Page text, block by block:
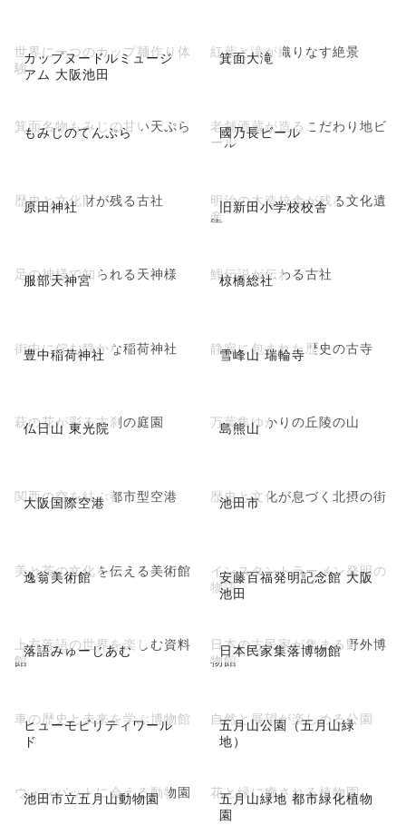
カップヌードルミュージ
アム 大阪池田
世界に一つのカップ麺作り体
験
箕面大滝
紅葉と滝が織りなす絶景
もみじのてんぷら
箕面名物もみじの甘い天ぷら 國乃長ビール
老舗酒蔵が造るこだわり地ビ
ール
原田神社
歴史と文化財が残る古社 旧新田小学校校舎
明治の木造校舎が残る文化遺
産
服部天神宮
足の神様で知られる天神様 椋橋総社
鯉伝説が伝わる古社
豊中稲荷神社
街中に佇む静かな稲荷神社 雪峰山 瑞輪寺
静寂に包まれた歴史の古寺
仏日山 東光院
萩の花が彩る古刹の庭園 島熊山
万葉集ゆかりの丘陵の山
大阪国際空港
関西の空を結ぶ都市型空港 池田市
歴史と文化が息づく北摂の街
逸翁美術館
美と茶の文化を伝える美術館
安藤百福発明記念館 大阪
池田
インスタントラーメン発明の
物語
落語みゅーじあむ
上方落語の世界を楽しむ資料
館
日本民家集落博物館
日本の古民家が集まる野外博
物館
ヒューモビリティワール
ド
車の歴史と未来を学ぶ博物館
五月山公園（五月山緑
地）
自然と展望が楽しめる公園
池田市立五月山動物園
ウォンバットに会える動物園
五月山緑地 都市緑化植物
園
花と緑に癒される植物園